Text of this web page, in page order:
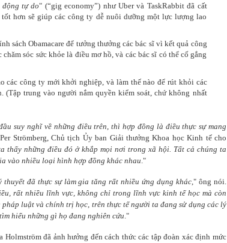
động tự do" (“gig economy”) như Uber và TaskRabbit đã cất
hơn sẽ giúp các công ty dễ nuôi dưỡng một lực lượng lao
sách Obamacare để tưởng thưởng các bác sĩ vì kết quả công
sóc sức khỏe là điều mơ hồ, và các bác sĩ có thể cố gắng
các công ty mới khởi nghiệp, và làm thế nào để rút khỏi các
(Tập trung vào người nắm quyền kiểm soát, chứ không nhất
suy nghĩ về những điều trên, thì hợp đồng là điều thực sự mang
Strömberg, Chủ tịch Ủy ban Giải thưởng Khoa học Kinh tế cho
thấy những điều đó ở khắp mọi nơi trong xã hội. Tất cả chúng ta
vào nhiều loại hình hợp đồng khác nhau."
thuyết đã thực sự làm gia tăng rất nhiều ứng dụng khác," ông nói.
rất nhiều lĩnh vực, không chỉ trong lĩnh vực kinh tế học mà còn
luật và chính trị học, trên thực tế người ta đang sử dụng các lý
hiểu những gì họ đang nghiên cứu."
Holmström đã ảnh hưởng đến cách thức các tập đoàn xác định mức